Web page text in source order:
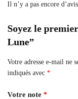
Il n’y a pas encore
Soyez le
Lune”
Votre adresse e-mail ne
indiqués avec *
Votre note *